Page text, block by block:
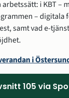
i KBT –
– digitala
samt vad e-
i
105 via
(Länk